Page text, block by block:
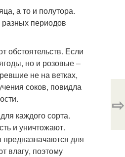
а то и полутора.
периодов
обстоятельств. Если
но и розовые –
не на ветках,
соков, повидла
каждого сорта.
и уничтожают.
для
влагу, поэтому
⇨